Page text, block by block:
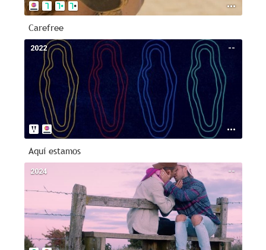
Carefree
--
2022
Aquí estamos
--
2024